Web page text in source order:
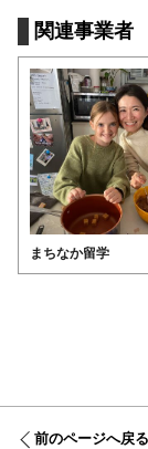
関連事業者
まちなか留学
前のページへ戻る